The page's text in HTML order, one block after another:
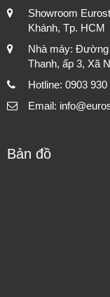
Showroom
Khánh, Tp. HCM
Nhà máy: Đường
Thanh, ấp 3, Xã
Hotline: 0903
Email:
Bản đồ